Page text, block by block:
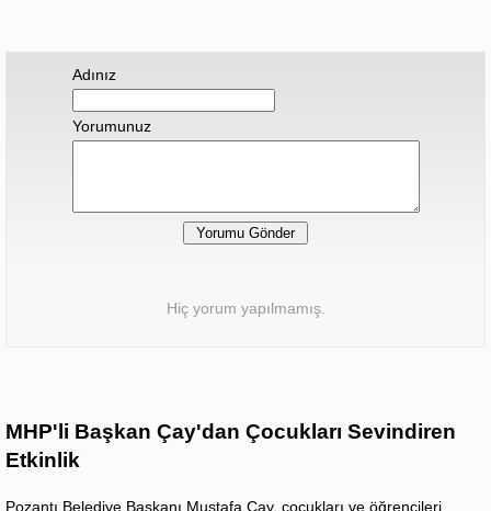
Adınız
Yorumunuz
Hiç yorum yapılmamış.
MHP'li Başkan Çay'dan Çocukları Sevindiren
Etkinlik
Pozantı Belediye Başkanı Mustafa Çay, çocukları ve öğrencileri